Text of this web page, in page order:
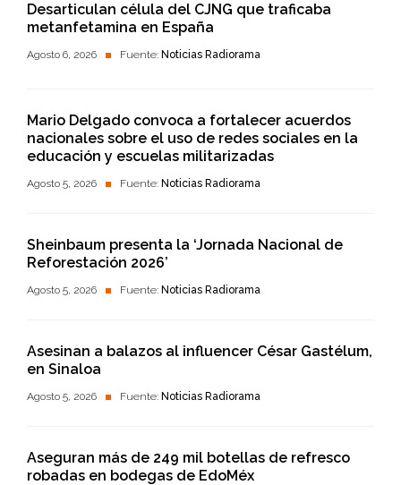
Desarticulan célula del CJNG que traficaba
metanfetamina en España
Agosto 6, 2026 Fuente: Noticias Radiorama
Mario Delgado convoca a fortalecer acuerdos
nacionales sobre el uso de redes sociales en la
educación y escuelas militarizadas
Agosto 5, 2026 Fuente: Noticias Radiorama
Sheinbaum presenta la ‘Jornada Nacional de
Reforestación 2026’
Agosto 5, 2026 Fuente: Noticias Radiorama
Asesinan a balazos al influencer César Gastélum,
en Sinaloa
Agosto 5, 2026 Fuente: Noticias Radiorama
Aseguran más de 249 mil botellas de refresco
robadas en bodegas de EdoMéx